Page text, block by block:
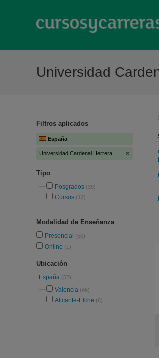
Universidad
Filtros aplicados
España
Universidad Cardenal Herrera
Tipo
Posgrados (39)
Cursos (12)
Modalidad de Enseñanza
Presencial (50)
Online (1)
Ubicación
España (52)
Valencia (46)
Alicante-Elche (6)